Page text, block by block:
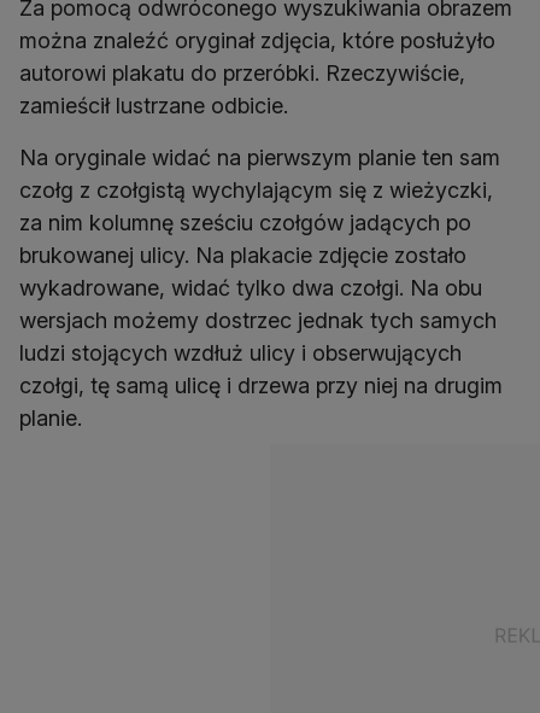
Za pomocą odwróconego wyszukiwania obrazem
można znaleźć oryginał zdjęcia, które posłużyło
autorowi plakatu do przeróbki. Rzeczywiście,
zamieścił lustrzane odbicie.
Na oryginale widać na pierwszym planie ten sam
czołg z czołgistą wychylającym się z wieżyczki,
za nim kolumnę sześciu czołgów jadących po
brukowanej ulicy. Na plakacie zdjęcie zostało
wykadrowane, widać tylko dwa czołgi. Na obu
wersjach możemy dostrzec jednak tych samych
ludzi stojących wzdłuż ulicy i obserwujących
czołgi, tę samą ulicę i drzewa przy niej na drugim
planie.